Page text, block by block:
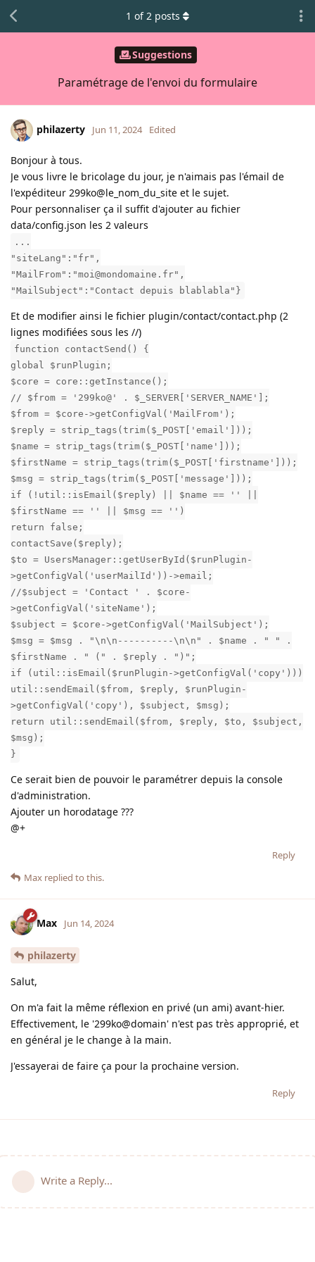
Suggestions
Paramétrage de l'envoi du formulaire
1 of2 posts
philazerty Jun 11, 2024 Edited
Bonjour à tous.
Je vous livre le bricolage du jour, je n'aimais pas l'émail de
l'expéditeur 299ko@le_nom_du_site et le sujet.
Pour personnaliser ça il suffit d'ajouter au fichier
data/config.json les 2 valeurs
...
"siteLang":"fr",
"MailFrom":"moi@mondomaine.fr",
"MailSubject":"Contact depuis blablabla"}
Et de modifier ainsi le fichier plugin/contact/contact.php (2
lignes modifiées sous les //)
function contactSend() {
global $runPlugin;
$core = core::getInstance();
// $from = '299ko@' . $_SERVER['SERVER_NAME'];
$from = $core->getConfigVal('MailFrom');
$reply = strip_tags(trim($_POST['email']));
$name = strip_tags(trim($_POST['name']));
$firstName = strip_tags(trim($_POST['firstname']));
$msg = strip_tags(trim($_POST['message']));
if (!util::isEmail($reply) || $name == '' ||
$firstName == '' || $msg == '')
return false;
contactSave($reply);
$to = UsersManager::getUserById($runPlugin-
>getConfigVal('userMailId'))->email;
//$subject = 'Contact ' . $core-
>getConfigVal('siteName');
$subject = $core->getConfigVal('MailSubject');
$msg = $msg . "\n\n----------\n\n" . $name . " " .
$firstName . " (" . $reply . ")";
if (util::isEmail($runPlugin->getConfigVal('copy')))
util::sendEmail($from, $reply, $runPlugin-
>getConfigVal('copy'), $subject, $msg);
return util::sendEmail($from, $reply, $to, $subject,
$msg);
}
Ce serait bien de pouvoir le paramétrer depuis la console
d'administration.
Ajouter un horodatage ???
@+
Reply
Max replied to this.
Max Jun 14, 2024
philazerty
Salut,
On m'a fait la même réflexion en privé (un ami) avant-hier.
Effectivement, le '299ko@domain' n'est pas très approprié, et
en général je le change à la main.
J'essayerai de faire ça pour la prochaine version.
Reply
Write a Reply...